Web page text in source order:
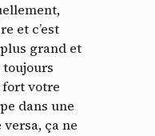
et c’est
grand et
toujours
fort votre
dans une
ça ne